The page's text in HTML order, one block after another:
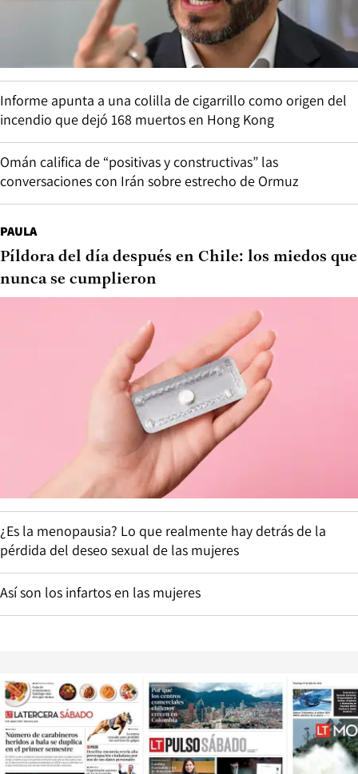
Informe apunta a una colilla de cigarrillo como origen del
incendio que dejó 168 muertos en Hong Kong
Omán califica de “positivas y constructivas” las
conversaciones con Irán sobre estrecho de Ormuz
PAULA
Píldora del día después en Chile: los miedos que
nunca se cumplieron
¿Es la menopausia? Lo que realmente hay detrás de la
pérdida del deseo sexual de las mujeres
Así son los infartos en las mujeres
Opens in new window Opens in